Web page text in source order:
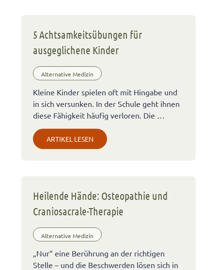
5 Achtsamkeitsübungen für
ausgeglichene Kinder
Alternative Medizin
Kleine Kinder spielen oft mit Hingabe und
in sich versunken. In der Schule geht ihnen
diese Fähigkeit häufig verloren. Die …
ARTIKEL LESEN
Heilende Hände: Osteopathie und
Craniosacrale-Therapie
Alternative Medizin
„Nur“ eine Berührung an der richtigen
Stelle – und die Beschwerden lösen sich in